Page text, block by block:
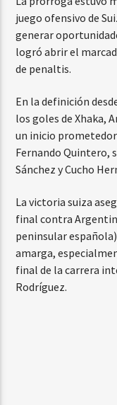
juego ofensivo de
generar
logró abrir el
de penaltis.
En la definición
los goles de Xhaka,
un inicio
Fernando Quintero,
Sánchez y Cucho
La victoria suiza
final contra
peninsular
amarga,
final de la carrera
Rodríguez.